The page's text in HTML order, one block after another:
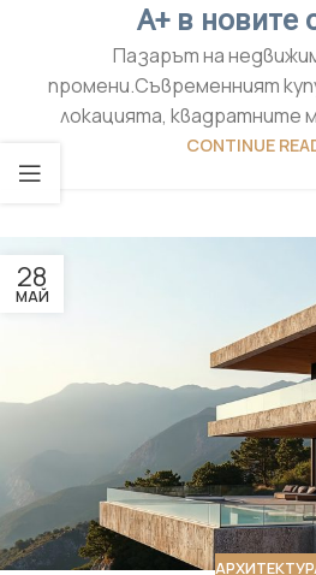
A+ в новите
Пазарът на
промени.Съвременният
локацията, квадратните
CONTINUE
28
МАЙ